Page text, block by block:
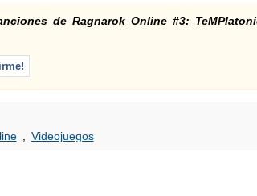
de Ragnarok Online #3:
, Videojuegos